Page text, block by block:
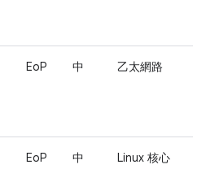
EoP 中 乙太網路
EoP 中 Linux 核心